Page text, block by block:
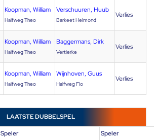
Koopman, William
Halfweg Theo
Verschuuren, Huub
Barkeet Helmond
Verlies
Koopman, William
Halfweg Theo
Baggermans, Dirk
Vertierke
Verlies
Koopman, William
Halfweg Theo
Wijnhoven, Guus
Halfweg Flo
Verlies
LAATSTE DUBBELSPEL
Speler
Speler